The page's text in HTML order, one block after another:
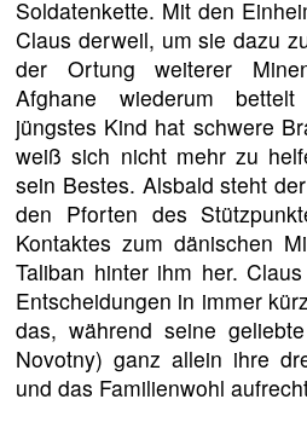
Soldatenkette. Mit den
Claus derweil, um sie dazu
der Ortung weiterer
Afghane wiederum
jüngstes Kind hat schwere
weiß sich nicht mehr zu
sein Bestes. Alsbald steht
den Pforten des
Kontaktes zum dänischen
Taliban hinter ihm her.
Entscheidungen in immer
das, während seine
Novotny) ganz allein ihre
und das Familienwohl